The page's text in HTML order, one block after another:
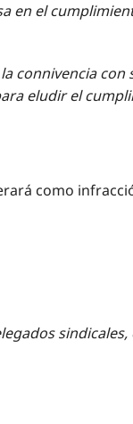
en el
connivencia con
eludir el
como